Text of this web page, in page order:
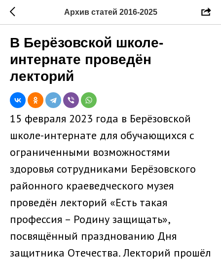
Архив статей 2016-2025
В Берёзовской школе-
интернате проведён
лекторий
15 февраля 2023 года в Берёзовской
школе-интернате для обучающихся с
ограниченными возможностями
здоровья сотрудниками Берёзовского
районного краеведческого музея
проведён лекторий «Есть такая
профессия – Родину защищать»,
посвящённый празднованию Дня
защитника Отечества. Лекторий прошёл